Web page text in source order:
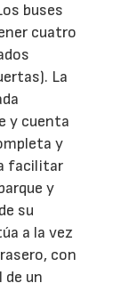
buses
cuatro
La
y cuenta
y
facilitar
y
su
a la vez
con
de un